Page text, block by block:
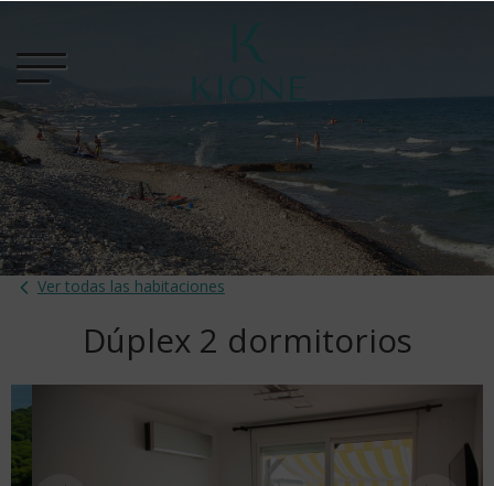
Ver todas las habitaciones
Dúplex 2 dormitorios